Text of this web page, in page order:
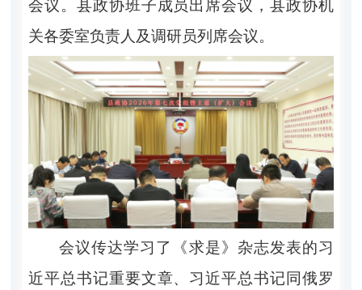
会议。县政协班子成员出席会议，县政协机
关各委室负责人及调研员列席会议。
会议传达学习了《求是》杂志发表的习
近平总书记重要文章、习近平总书记同俄罗